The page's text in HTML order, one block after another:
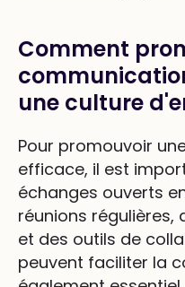
Comment
une culture
Pour promouvoir
efficace, il est
échanges ouverts
réunions régulières,
et des outils de
peuvent faciliter la